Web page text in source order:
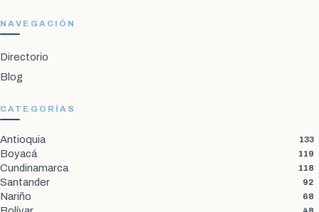
NAVEGACIÓN
Directorio
Blog
CATEGORÍAS
Antioquia 133
Boyacá 119
Cundinamarca 118
Santander 92
Nariño 68